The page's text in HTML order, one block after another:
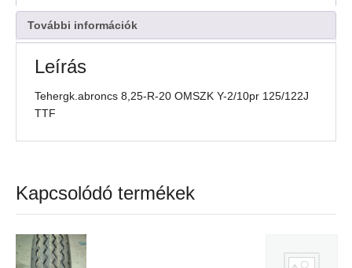
További információk
Leírás
Tehergk.abroncs 8,25-R-20 OMSZK Y-2/10pr 125/122J
TTF
Kapcsolódó termékek